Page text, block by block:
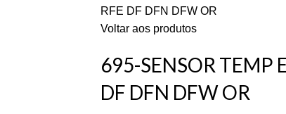
RFE DF DFN DFW OR
Voltar aos produtos
695-SENSOR TEMP
DF DFN DFW OR